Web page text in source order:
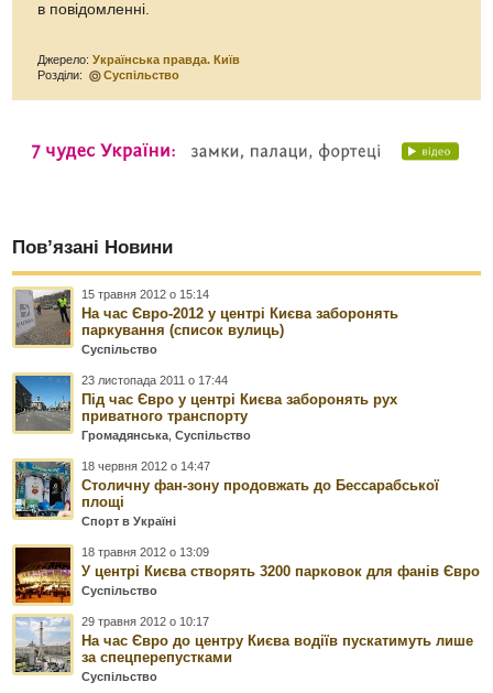
в повідомленні.
Джерело:Українська правда. Київ
Розділи:
Суспільство
Пов’язані Новини
15 травня 2012 о 15:14
На час Євро-2012 у центрі Києва заборонять
паркування (список вулиць)
Суспільство
23 листопада 2011 о 17:44
Під час Євро у центрі Києва заборонять рух
приватного транспорту
Громадянська ,Суспільство
18 червня 2012 о 14:47
Столичну фан-зону продовжать до Бессарабської
площі
Спорт в Україні
18 травня 2012 о 13:09
У центрі Києва створять 3200 парковок для фанів Євро
Суспільство
29 травня 2012 о 10:17
На час Євро до центру Києва водіїв пускатимуть лише
за спецперепустками
Суспільство